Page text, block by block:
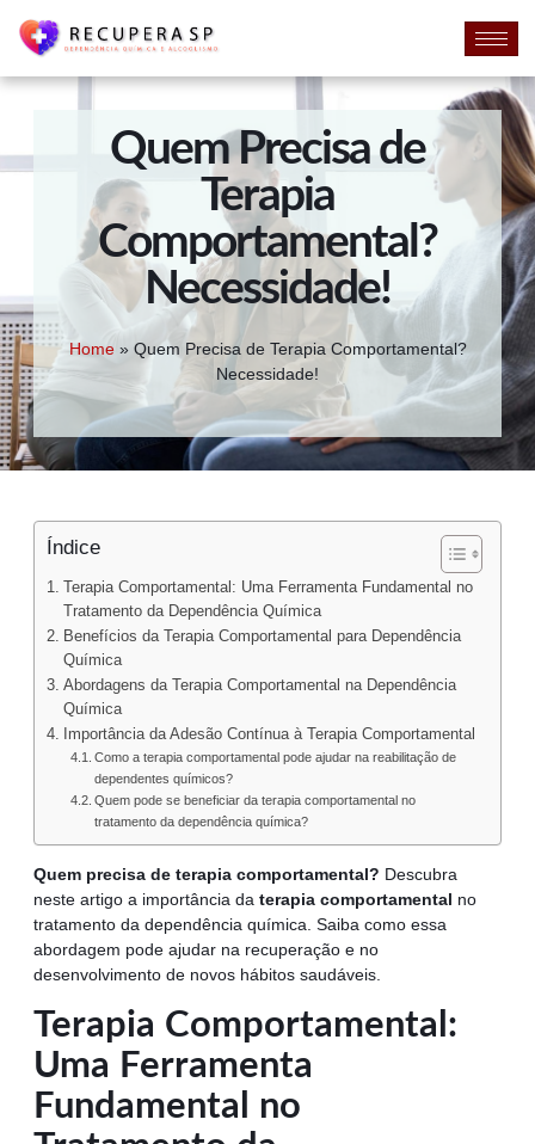
Quem Precisa de
Terapia
Comportamental?
Necessidade!
Home» Quem Precisa de Terapia Comportamental?
Necessidade!
Índice
Terapia Comportamental: Uma Ferramenta Fundamental no
Tratamento da Dependência Química
Benefícios da Terapia Comportamental para Dependência
Química
Abordagens da Terapia Comportamental na Dependência
Química
Importância da Adesão Contínua à Terapia Comportamental
Como a terapia comportamental pode ajudar na reabilitação de
dependentes químicos?
Quem pode se beneficiar da terapia comportamental no
tratamento da dependência química?
Quem precisa de terapia comportamental? Descubra
neste artigo a importância da terapia comportamental no
tratamento da dependência química. Saiba como essa
abordagem pode ajudar na recuperação e no
desenvolvimento de novos hábitos saudáveis.
Terapia Comportamental:
Uma Ferramenta
Fundamental no